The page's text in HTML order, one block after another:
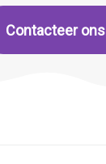
Contacteer ons